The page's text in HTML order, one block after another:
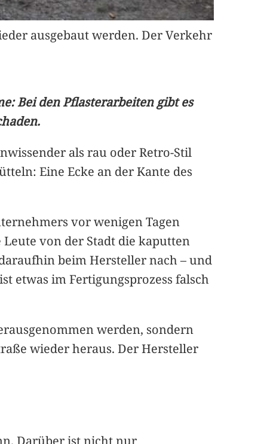
ausgebaut werden. Der Verkehr
Bei den Pflasterarbeiten gibt es
als rau oder Retro-Stil
Eine Ecke an der Kante des
vor wenigen Tagen
von der Stadt die kaputten
beim Hersteller nach – und
etwas im Fertigungsprozess falsch
werden, sondern
wieder heraus. Der Hersteller
Darüber ist nicht nur